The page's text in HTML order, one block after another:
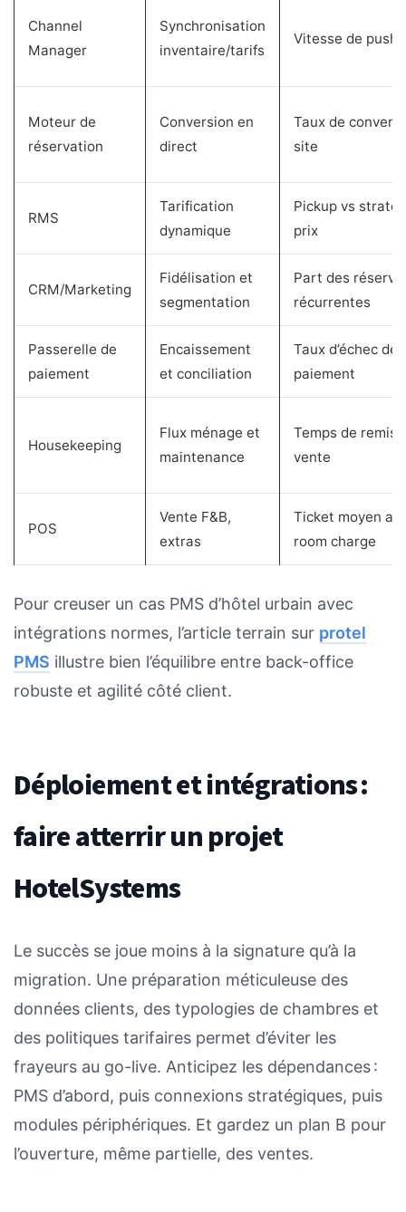
Channel
Manager
Synchronisation
inventaire/tarifs
Vitesse de push
Moteur de
réservation
Conversion en
direct
Taux de
site
RMS
Tarification
dynamique
Pickup vs
prix
CRM/Marketing
Fidélisation et
segmentation
Part des
récurrentes
Passerelle de
paiement
Encaissement
et conciliation
Taux d’échec de
paiement
Housekeeping
Flux ménage et
maintenance
Temps de
vente
POS
Vente F&B,
extras
Ticket moyen
room charge
Pour creuser un cas PMS d’hôtel urbain avec
intégrations normes, l’article terrain sur protel
PMS illustre bien l’équilibre entre back-office
robuste et agilité côté client.
Déploiement et intégrations :
faire atterrir un projet
HotelSystems
Le succès se joue moins à la signature qu’à la
migration. Une préparation méticuleuse des
données clients, des typologies de chambres et
des politiques tarifaires permet d’éviter les
frayeurs au go-live. Anticipez les dépendances :
PMS d’abord, puis connexions stratégiques, puis
modules périphériques. Et gardez un plan B pour
l’ouverture, même partielle, des ventes.